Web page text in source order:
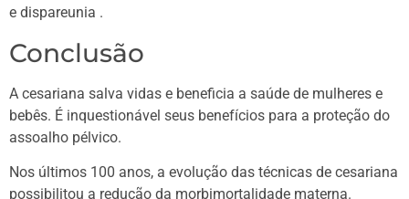
e dispareunia .
Conclusão
A cesariana salva vidas e beneficia a saúde de mulheres e
bebês. É inquestionável seus benefícios para a proteção do
assoalho pélvico.
Nos últimos 100 anos, a evolução das técnicas de cesariana
possibilitou a redução da morbimortalidade materna.